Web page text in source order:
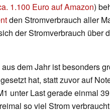
1.100 Euro auf Amazon)
den Stromverbrauch aller
der Stromverbrauch über
dem Jahr ist besonders
hat, statt zuvor auf
unter Last gerade einmal
so viel Strom